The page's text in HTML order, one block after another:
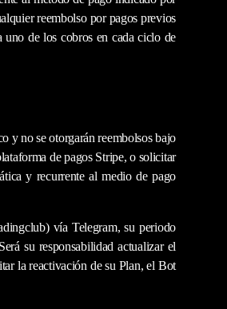
reembolso por pagos previos
uno de los cobros en cada ciclo de
y no se otorgarán reembolsos bajo
de pagos Stripe, o solicitar
y recurrente al medio de pago
vía Telegram, su periodo
su responsabilidad actualizar el
la reactivación de su Plan, el Bot